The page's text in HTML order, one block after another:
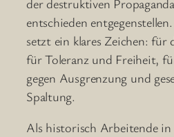
entschieden
setzt ein klares Zeichen: für
für Toleranz und Freiheit,
gegen Ausgrenzung und
Spaltung.
Als historisch Arbeitende in